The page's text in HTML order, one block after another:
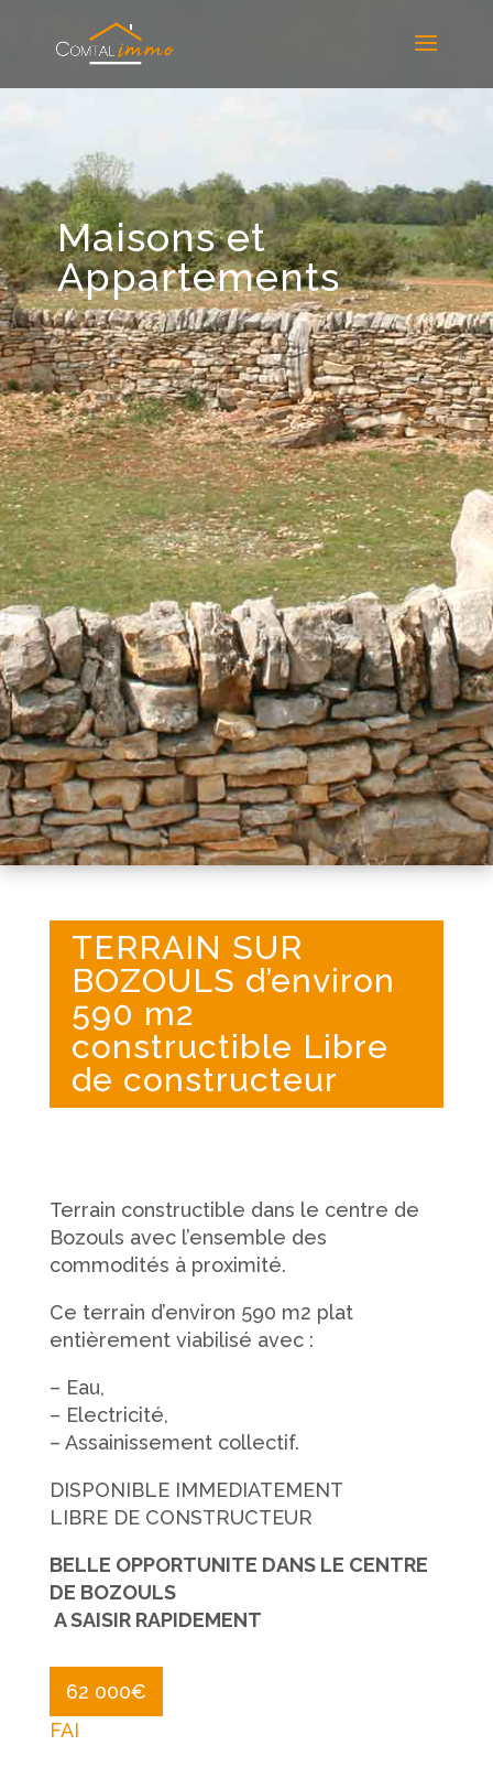
Maisons et
Appartements
TERRAIN SUR
BOZOULS d’environ
590 m2
constructible Libre
de constructeur
Terrain constructible dans le centre de
Bozouls avec l’ensemble des
commodités à proximité.
Ce terrain d’environ 590 m2 plat
entièrement viabilisé avec :
– Eau,
– Electricité,
– Assainissement collectif.
DISPONIBLE IMMEDIATEMENT
LIBRE DE CONSTRUCTEUR
BELLE OPPORTUNITE DANS LE CENTRE
DE BOZOULS
A SAISIR RAPIDEMENT
62 000€
FAI